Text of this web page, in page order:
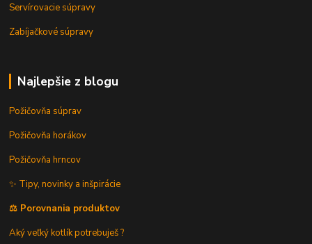
Servírovacie súpravy
Zabíjačkové súpravy
Najlepšie z blogu
Požičovňa súprav
Požičovňa horákov
Požičovňa hrncov
✨ Tipy, novinky a inšpirácie
⚖️ Porovnania produktov
Aký veľký kotlík potrebuješ ?